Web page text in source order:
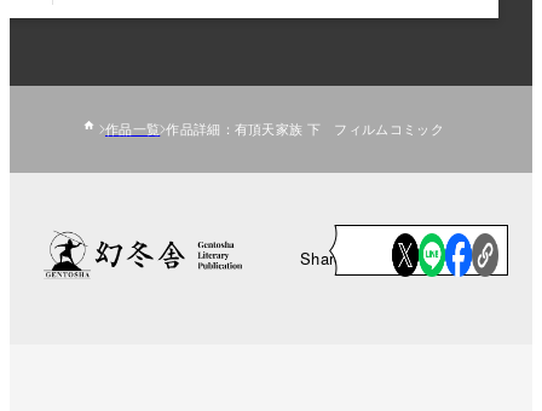
作品一覧 作品詳細：有頂天家族 下 フィルムコミック
Share